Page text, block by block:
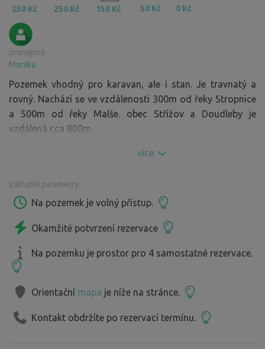
250 Kč 250 Kč 150 Kč 50 Kč 0 Kč
pronajímá:
Monika
Pozemek vhodný pro karavan, ale i stan. Je travnatý a
rovný. Nachází se ve vzdálenosti 300m od řeky Stropnice
a 500m od řeky Malše. obec Střížov a Doudleby je
vzdálená cca 800m.
více
základní parametry
Na pozemek je volný přístup.
Okamžité potvrzení rezervace
Na pozemku je prostor pro 4 samostatné rezervace.
Orientační mapa je níže na stránce.
Kontakt obdržíte po rezervaci termínu.